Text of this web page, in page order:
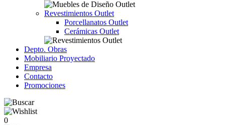
Revestimientos Outlet
Porcellanatos Outlet
Cerámicas Outlet
Depto. Obras
Mobiliario Proyectado
Empresa
Contacto
Promociones
0